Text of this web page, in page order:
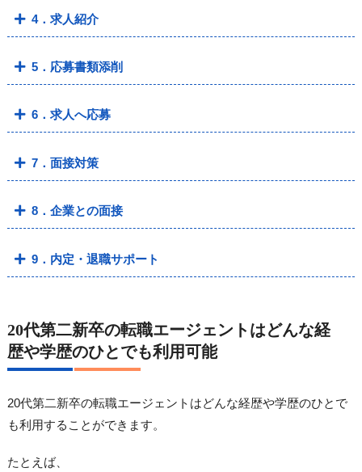
4．求人紹介
5．応募書類添削
6．求人へ応募
7．面接対策
8．企業との面接
9．内定・退職サポート
20代第二新卒の転職エージェントはどんな経
歴や学歴のひとでも利用可能
20代第二新卒の転職エージェントはどんな経歴や学歴のひとで
も利用することができます。
たとえば、